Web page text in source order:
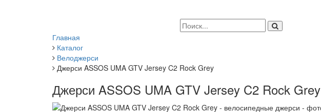
Главная
Каталог
Велоджерси
Джерси ASSOS UMA GTV Jersey C2 Rock Grey
Джерси ASSOS UMA GTV Jersey C2 Rock Grey